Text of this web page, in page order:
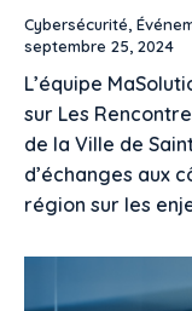
Cybersécurité,
septembre 25, 2024
L’équipe
sur Les
de la Ville de
d’échanges aux
région sur les